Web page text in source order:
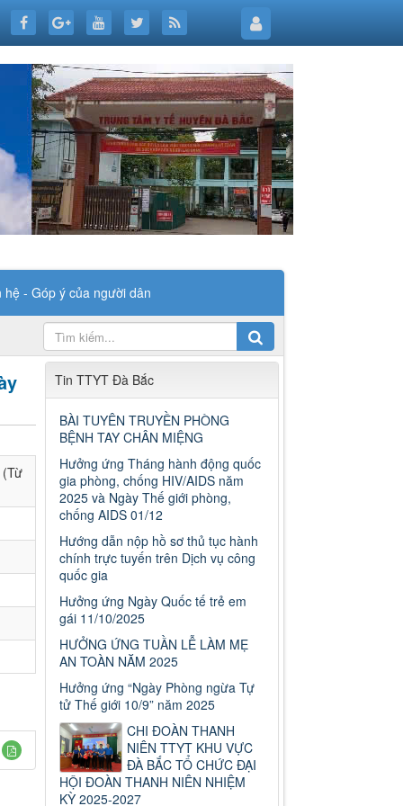
hệ - Góp ý của người dân
Tin TTYT Đà Bắc
BÀI TUYÊN TRUYỀN PHÒNG
BỆNH TAY CHÂN MIỆNG
Hưởng ứng Tháng hành động quốc
gia phòng, chống HIV/AIDS năm
2025 và Ngày Thế giới phòng,
chống AIDS 01/12
Hướng dẫn nộp hồ sơ thủ tục hành
chính trực tuyến trên Dịch vụ công
quốc gia
Hưởng ứng Ngày Quốc tế trẻ em
gái 11/10/2025
HƯỞNG ỨNG TUẦN LỄ LÀM MẸ
AN TOÀN NĂM 2025
Hưởng ứng “Ngày Phòng ngừa Tự
tử Thế giới 10/9” năm 2025
CHI ĐOÀN THANH
NIÊN TTYT KHU VỰC
ĐÀ BẮC TỔ CHỨC ĐẠI
HỘI ĐOÀN THANH NIÊN NHIỆM
KỲ 2025-2027